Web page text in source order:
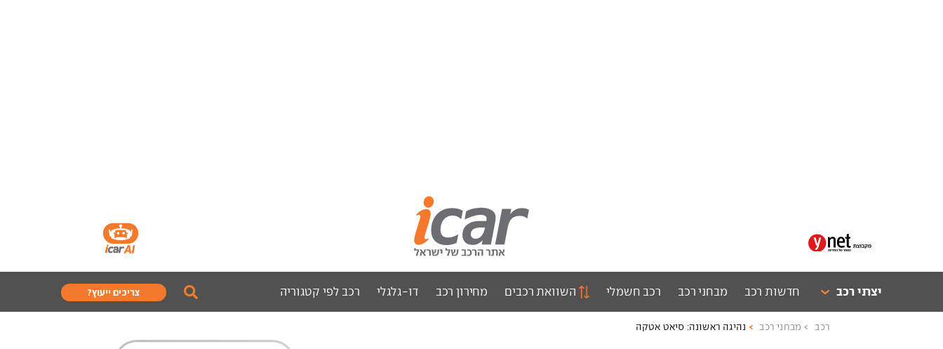
יצרני רכב חדשות רכב מבחני רכב רכב חשמלי השוואת רכבים מחירון רכב דו-גלגלי רכב לפי קטגוריה צריכים ייעוץ?
רכב מבחני רכב נהיגה ראשונה: סיאט אטקה